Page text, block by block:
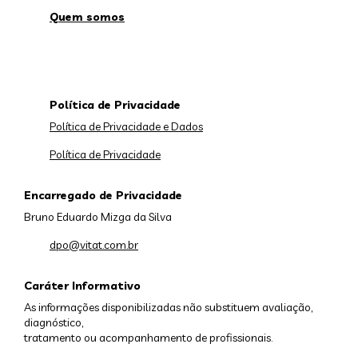
Quem somos
Caráter Informativo
As informações disponibilizadas não substituem avaliação,
diagnóstico,
tratamento ou acompanhamento de profissionais.
Política de Privacidade
Política de Privacidade e Dados
Política de Privacidade
Encarregado de Privacidade
Bruno Eduardo Mizga da Silva
dpo@vitat.com.br